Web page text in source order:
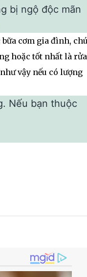
bị ngộ độc mãn
cơm gia đình,
hoặc tốt nhất là rửa
vậy nếu có lượng
Nếu bạn thuộc